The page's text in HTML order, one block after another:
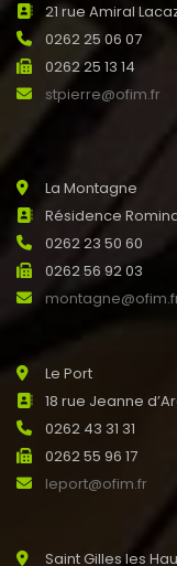
21 rue Amiral
0262 25 06 07
0262 25 13 14
stpierre@ofim.fr
La Montagne
Résidence
0262 23 50 60
0262 56 92 03
Le Port
18 rue Jeanne
0262 43 31 31
0262 55 96 17
leport@ofim.fr
Saint Gilles les